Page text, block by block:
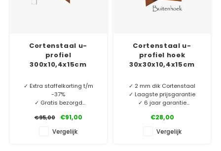
Cortenstaal u-
profiel
300x10,4x15cm
✓ Extra staffelkorting t/m
-37%
✓ Gratis bezorgd
✓ Laagste prijsgarantie
✓ 10 jaar garantie
€95,00 €91,00
Vergelijk
Cortenstaal u-
profiel hoek
30x30x10,4x15cm
✓ 2 mm dik Cortenstaal
✓ Laagste prijsgarantie
✓ 6 jaar garantie
Cortenstaal u-profiel
hoekstukken. O.a. te
gebruiken als borderrand of
€28,00
Vergelijk